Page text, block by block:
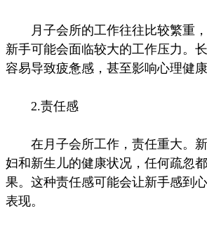
月子会所的工作往往比较繁重，
新手可能会面临较大的工作压力。
容易导致疲惫感，甚至影响心理健康
2.责任感
在月子会所工作，责任重大。新
妇和新生儿的健康状况，任何疏忽
果。这种责任感可能会让新手感到
表现。